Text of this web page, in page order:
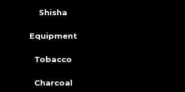
Shisha
Equipment
Tobacco
Charcoal